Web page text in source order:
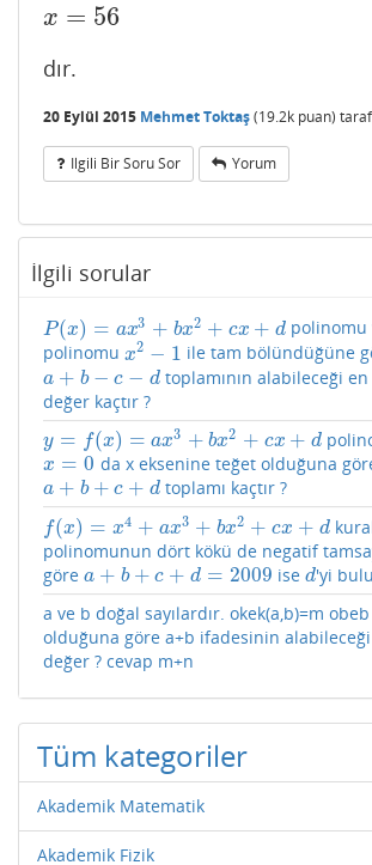
x = 56
x=56
dır.
20 Eylül 2015 Mehmet Toktaş(19.2k puan)
Ilgili Bir Soru Sor Yorum
İlgili sorular
P(x) = ax3 + bx2 + cx + d
P(x)=a x3+bx2 +cx +d
polinomu
polinomu x2 − 1
x2−1 ile tam bölündüğüne
a + b − c − d
a+b−c −d
toplamının alabileceği
değer kaçtır ?
y = f(x) = ax3 + bx2 + cx + d
y= f(x =ax3 +bx 2+cx +d
x = 0
x= 0 da x eksenine teğet olduğuna
a + b + c + d
a+b+c +d toplamı kaçtır ?
f(x) = x4 + ax3 + bx2 + cx + d
f(x)=x 4+ax3 +bx2+cx +d
polinomunun dört kökü de negatif
göre a + b + c + d = 2009
a+b+c +d =2009 ised
d'yi
a ve b doğal sayılardır. okek(a,b)=m
olduğuna göre a+b ifadesinin
değer ? cevap m+n
Tüm kategoriler
Akademik Matematik
Akademik Fizik